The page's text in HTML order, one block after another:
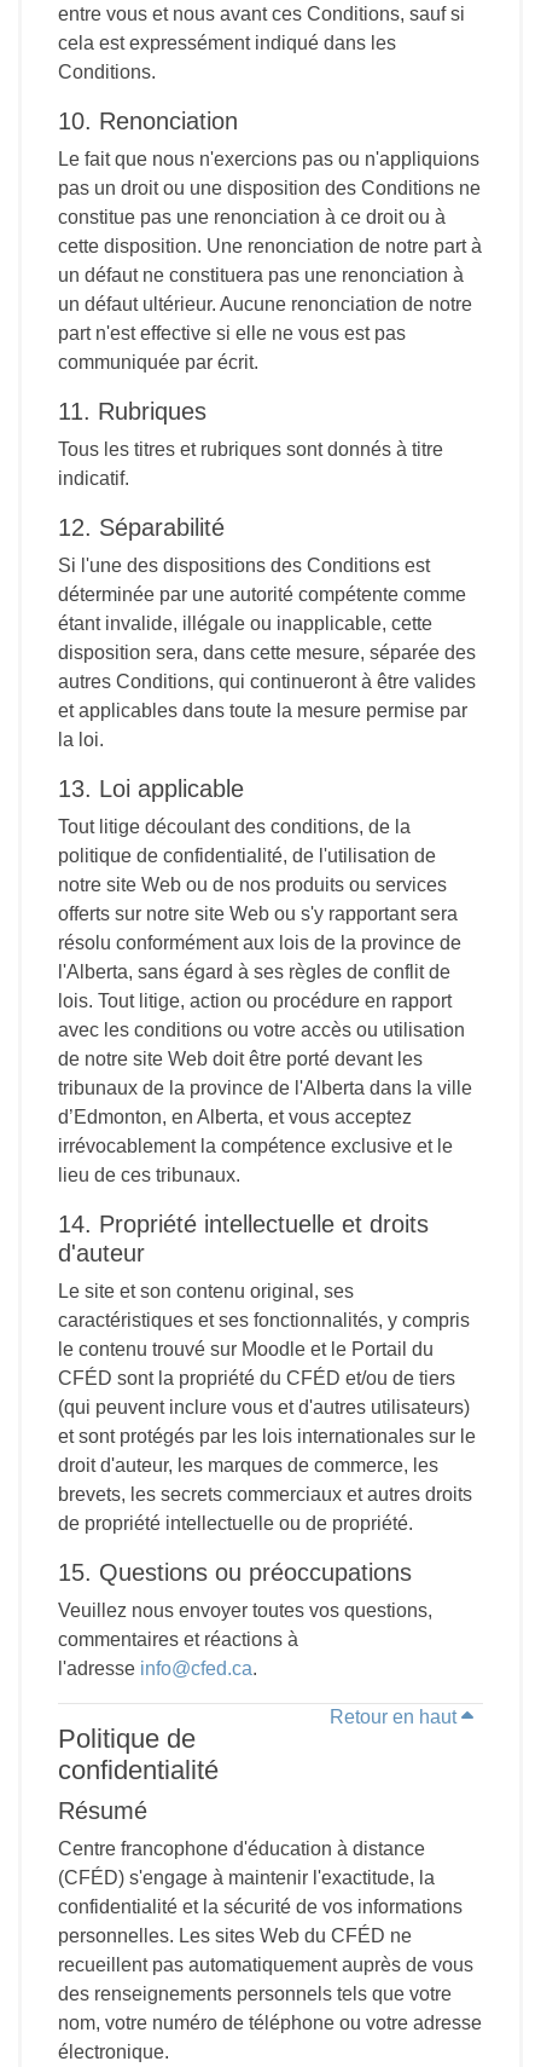
entre vous et nous avant ces Conditions, sauf si
cela est expressément indiqué dans les
Conditions.
10. Renonciation
Le fait que nous n'exercions pas ou n'appliquions
pas un droit ou une disposition des Conditions ne
constitue pas une renonciation à ce droit ou à
cette disposition. Une renonciation de notre part à
un défaut ne constituera pas une renonciation à
un défaut ultérieur. Aucune renonciation de notre
part n'est effective si elle ne vous est pas
communiquée par écrit.
11. Rubriques
Tous les titres et rubriques sont donnés à titre
indicatif.
12. Séparabilité
Si l'une des dispositions des Conditions est
déterminée par une autorité compétente comme
étant invalide, illégale ou inapplicable, cette
disposition sera, dans cette mesure, séparée des
autres Conditions, qui continueront à être valides
et applicables dans toute la mesure permise par
la loi.
13. Loi applicable
Tout litige découlant des conditions, de la
politique de confidentialité, de l'utilisation de
notre site Web ou de nos produits ou services
offerts sur notre site Web ou s'y rapportant sera
résolu conformément aux lois de la province de
l'Alberta, sans égard à ses règles de conflit de
lois. Tout litige, action ou procédure en rapport
avec les conditions ou votre accès ou utilisation
de notre site Web doit être porté devant les
tribunaux de la province de l'Alberta dans la ville
d’Edmonton, en Alberta, et vous acceptez
irrévocablement la compétence exclusive et le
lieu de ces tribunaux.
14. Propriété intellectuelle et droits
d'auteur
Le site et son contenu original, ses
caractéristiques et ses fonctionnalités, y compris
le contenu trouvé sur Moodle et le Portail du
CFÉD sont la propriété du CFÉD et/ou de tiers
(qui peuvent inclure vous et d'autres utilisateurs)
et sont protégés par les lois internationales sur le
droit d'auteur, les marques de commerce, les
brevets, les secrets commerciaux et autres droits
de propriété intellectuelle ou de propriété.
15. Questions ou préoccupations
Veuillez nous envoyer toutes vos questions,
commentaires et réactions à
l'adresse info@cfed.ca.
Retour en haut
Politique de
confidentialité
Résumé
Centre francophone d'éducation à distance
(CFÉD) s'engage à maintenir l'exactitude, la
confidentialité et la sécurité de vos informations
personnelles. Les sites Web du CFÉD ne
recueillent pas automatiquement auprès de vous
des renseignements personnels tels que votre
nom, votre numéro de téléphone ou votre adresse
électronique.